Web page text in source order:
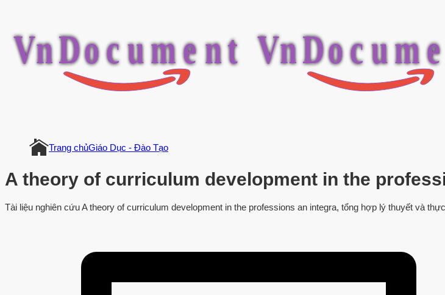
VnDocument VnDocume
Trang chủGiáo Dục - Đào Tạo
A theory of curriculum development in the
Tài liệu nghiên cứu A theory of curriculum development in the professions an integra, tổng hợp lý thuyết và